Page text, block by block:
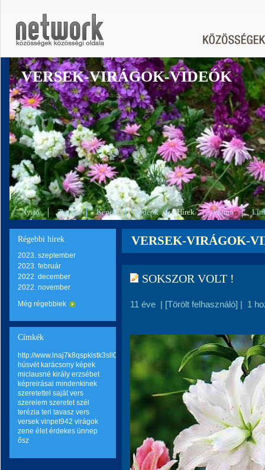
VERSEK-VIRÁGOK-VIDEÓK
Nyitó Tagok Képek Videók Hírek Fórum
Régebbi hírek
2023. szeptember
2023. február
2022. december
2022. november
Még régebbiek
Címkék
http://www.lnaj7k8qspkistk3sll0hqp6mo2wq8go.com
húsvét karácsony képek
miclausné király erzsébet
képreirásai mindenkinek
szeretettel saját vers
szerelem szeretet szél
terézia teri tavasz vers
versek vinpet942 virágok
zene élet érdekes ünnep
ősz
VERSEK-VIRÁGOK-
SOKSZOR VOLT !
11 éve | [Törölt felhasználó] | 1